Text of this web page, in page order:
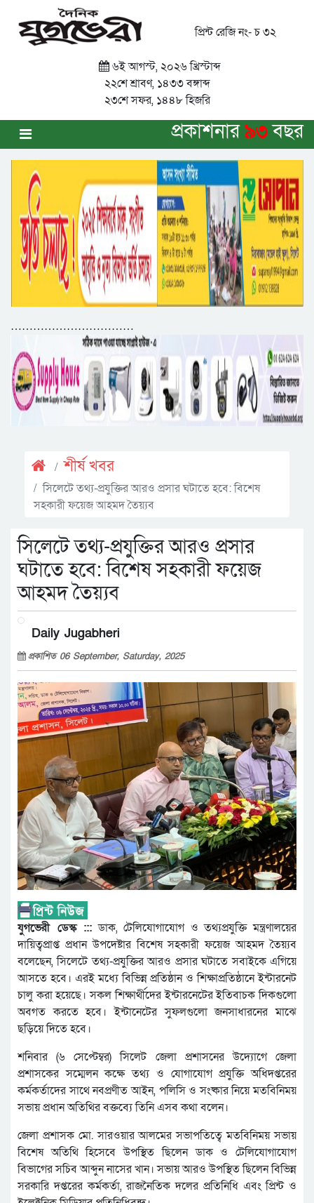
প্রিন্ট রেজি নং- চ ৩২
৬ই আগস্ট, ২০২৬ খ্রিস্টাব্দ
২২শে শ্রাবণ, ১৪৩৩ বঙ্গাব্দ
২৩শে সফর, ১৪৪৮ হিজরি
প্রকাশনার৯৩বছর
……………………………
শীর্ষ খবর
সিলেটে তথ্য-প্রযুক্তির আরও প্রসার ঘটাতে হবে: বিশেষ
সহকারী ফয়েজ আহমদ তৈয়্যব
সিলেটে তথ্য-প্রযুক্তির আরও প্রসার
ঘটাতে হবে: বিশেষ সহকারী ফয়েজ
আহমদ তৈয়্যব
Daily Jugabheri
প্রকাশিত 06 September, Saturday, 2025
যুগভেরী ডেস্ক ::: ডাক, টেলিযোগাযোগ ও তথ্যপ্রযুক্তি মন্ত্রণালয়ের
দায়িত্বপ্রাপ্ত প্রধান উপদেষ্টার বিশেষ সহকারী ফয়েজ আহমদ তৈয়্যব
বলেছেন, সিলেটে তথ্য-প্রযুক্তির আরও প্রসার ঘটাতে সবাইকে এগিয়ে
আসতে হবে। এরই মধ্যে বিভিন্ন প্রতিষ্ঠান ও শিক্ষাপ্রতিষ্ঠানে ইন্টারনেট
চালু করা হয়েছে। সকল শিক্ষার্থীদের ইন্টারনেটের ইতিবাচক দিকগুলো
অবগত করতে হবে। ইন্টানেটের সুফলগুলো জনসাধারনের মাঝে
ছড়িয়ে দিতে হবে।
শনিবার (৬ সেপ্টেম্বর) সিলেট জেলা প্রশাসনের উদ্যোগে জেলা
প্রশাসকের সম্মেলন কক্ষে তথ্য ও যোগাযোগ প্রযুক্তি অধিদপ্তরের
কর্মকর্তাদের সাথে নবপ্রণীত আইন, পলিসি ও সংষ্কার নিয়ে মতবিনিময়
সভায় প্রধান অতিথির বক্তব্যে তিনি এসব কথা বলেন।
জেলা প্রশাসক মো. সারওয়ার আলমের সভাপতিত্বে মতবিনিময় সভায়
বিশেষ অতিথি হিসেবে উপস্থিত ছিলেন ডাক ও টেলিযোগাযোগ
বিভাগের সচিব আব্দুন নাসের খান। সভায় আরও উপস্থিত ছিলেন বিভিন্ন
সরকারি দপ্তরের কর্মকর্তা, রাজনৈতিক দলের প্রতিনিধি এবং প্রিন্ট ও